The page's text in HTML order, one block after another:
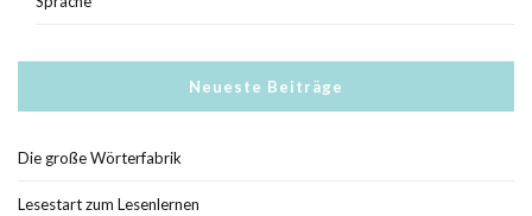
Neueste Beiträge
Die große Wörterfabrik
Lesestart zum Lesenlernen